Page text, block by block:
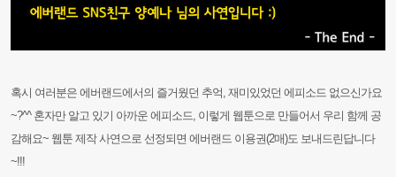
혹시 여러분은 에버랜드에서의 즐거웠던 추억, 재미있었던 에피소드 없으신가요
~?^^ 혼자만 알고 있기 아까운 에피소드, 이렇게 웹툰으로 만들어서 우리 함께 공
감해요~ 웹툰 제작 사연으로 선정되면 에버랜드 이용권(2매)도 보내드린답니다
~!!!